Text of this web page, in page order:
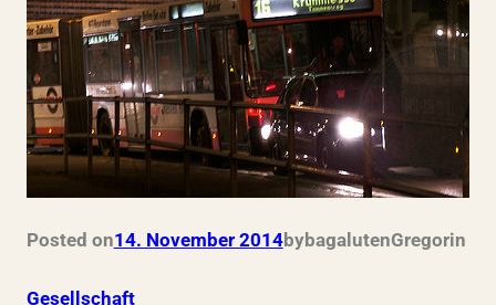
Posted on14. November 2014bybagalutenGregorin
Gesellschaft